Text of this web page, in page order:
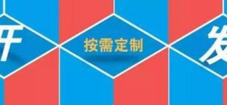
文本编辑器
中文
八爪鱼
了解详情
了解更多